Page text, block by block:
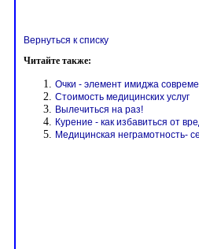
Вернуться к списку
Читайте также:
Очки - элемент имиджа
Стоимость медицинских услуг
Вылечиться на раз!
Курение - как избавиться от
Медицинская неграмотность-